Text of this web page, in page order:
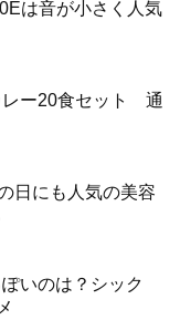
は音が小さく人気
レー20食セット 通
日にも人気の美容
いのは？シック